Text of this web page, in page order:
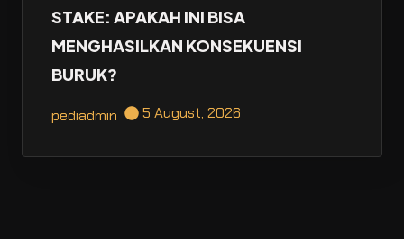
STAKE: APAKAH INI BISA
MENGHASILKAN KONSEKUENSI
BURUK?
pediadmin 5 August, 2026